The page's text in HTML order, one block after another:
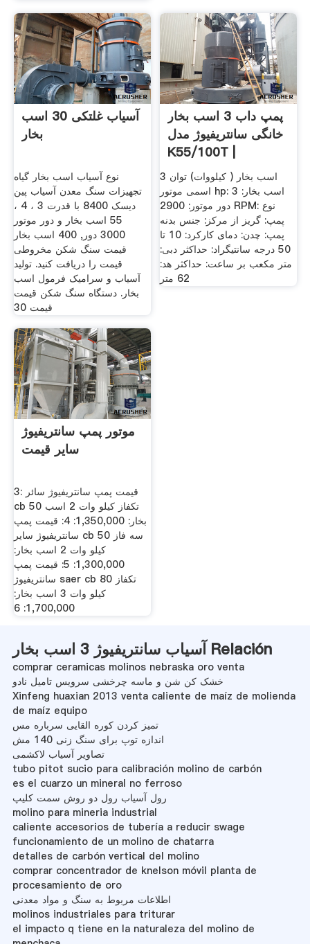
آسیاب غلتکی 30 اسب
بخار
نوع آسیاب اسب بخار گیاه
تجهیزات سنگ معدن آسیاب پین
دیسک 8400 با قدرت 3 ، 4 ،
55 اسب بخار و دور موتور
3000 دور, 400 اسب بخار
قیمت سنگ شکن مخروطی
قیمت را دریافت کنید. تولید
آسیاب و سرامیک فرمول اسب
بخار. دستگاه سنگ شکن قیمت
قیمت 30
پمپ داب 3 اسب بخار
خانگی سانتریفیوژ مدل
K55/100T |
سماسازان
3 اسب بخار ( کیلووات) توان
اسمی موتور hp: 3 اسب بخار:
دور موتور: 2900 RPM: نوع
پمپ: گریز از مرکز: جنس بدنه
پمپ: چدن: دمای کارکرد: 10 تا
50 درجه سانتیگراد: حداکثر دبی:
متر مکعب بر ساعت: حداکثر هد:
62 متر
موتور پمپ سانتریفیوژ
سایر قیمت
3: قیمت پمپ سانتریفیوژ سائر
cb 50 تکفاز کیلو وات 2 اسب
بخار: 1,350,000: 4: قیمت پمپ
سانتریفیوژ سایر cb 50 سه فاز
کیلو وات 2 اسب بخار:
1,300,000: 5: قیمت پمپ
سانتریفیوژ saer cb 80 تکفاز
کیلو وات 3 اسب بخار:
1,700,000: 6
آسیاب سانتریفیوژ 3 اسب بخار Relación
comprar ceramicas molinos nebraska oro venta
خشک کن شن و ماسه چرخشی سرویس تامیل نادو
Xinfeng huaxian 2013 venta caliente de maíz de molienda
de maíz equipo
تمیز کردن کوره القایی سرباره مس
اندازه توپ برای سنگ زنی 140 مش
تصاویر آسیاب لاکشمی
tubo pitot sucio para calibración molino de carbón
es el cuarzo un mineral no ferroso
رول آسیاب رول دو روش سمت کلیپ
molino para mineria industrial
caliente accesorios de tubería a reducir swage
funcionamiento de un molino de chatarra
detalles de carbón vertical del molino
comprar concentrador de knelson móvil planta de
procesamiento de oro
اطلاعات مربوط به سنگ و مواد معدنی
molinos industriales para triturar
el impacto q tiene en la naturaleza del molino de